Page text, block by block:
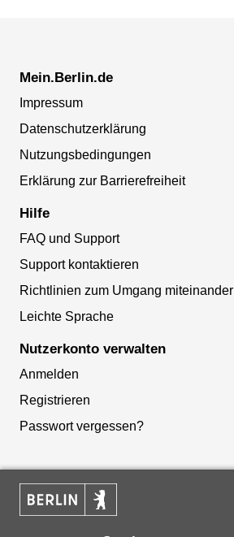
Mein.Berlin.de
Impressum
Datenschutzerklärung
Nutzungsbedingungen
Erklärung zur Barrierefreiheit
Hilfe
FAQ und Support
Support kontaktieren
Richtlinien zum Umgang miteinander
Leichte Sprache
Nutzerkonto verwalten
Anmelden
Registrieren
Passwort vergessen?